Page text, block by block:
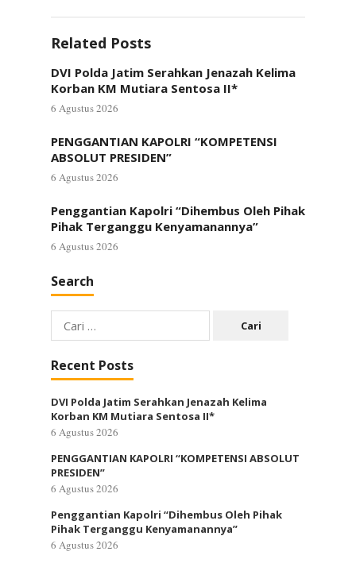
Related Posts
DVI Polda Jatim Serahkan Jenazah Kelima
Korban KM Mutiara Sentosa II*
6 Agustus 2026
PENGGANTIAN KAPOLRI “KOMPETENSI
ABSOLUT PRESIDEN”
6 Agustus 2026
Penggantian Kapolri “Dihembus Oleh Pihak
Pihak Terganggu Kenyamanannya”
6 Agustus 2026
Search
Cari
untuk:
Recent Posts
DVI Polda Jatim Serahkan Jenazah Kelima
Korban KM Mutiara Sentosa II*
6 Agustus 2026
PENGGANTIAN KAPOLRI “KOMPETENSI ABSOLUT
PRESIDEN”
6 Agustus 2026
Penggantian Kapolri “Dihembus Oleh Pihak
Pihak Terganggu Kenyamanannya”
6 Agustus 2026